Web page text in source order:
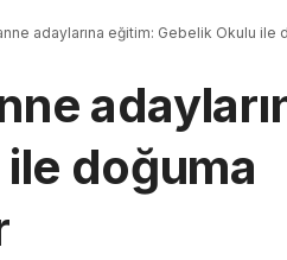
adaylarına eğitim: Gebelik Okulu ile
doğuma